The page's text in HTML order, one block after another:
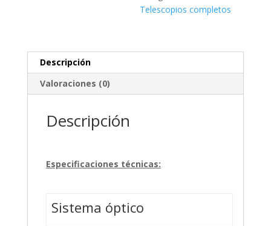
cantidad
Telescopios completos
Descripción
Valoraciones (0)
Descripción
Especificaciones técnicas:
Sistema óptico